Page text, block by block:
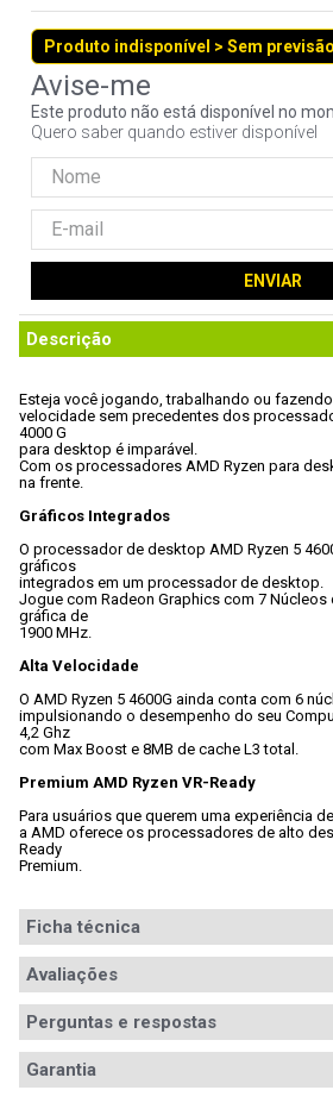
Produto indisponível > Sem
Este produto não está disponível no
Quero saber quando estiver disponível
ENVIAR
Descrição
Esteja você jogando, trabalhando ou
velocidade sem precedentes dos
4000 G
para desktop é imparável.
Com os processadores AMD Ryzen para
na frente.
Gráficos Integrados
O processador de desktop AMD Ryzen 5
gráficos
integrados em um processador de desktop.
Jogue com Radeon Graphics com 7 Núcleos
gráfica de
1900 MHz.
Alta Velocidade
O AMD Ryzen 5 4600G ainda conta com 6
impulsionando o desempenho do seu
4,2 Ghz
com Max Boost e 8MB de cache L3 total.
Premium AMD Ryzen VR-Ready
Para usuários que querem uma experiência
a AMD oferece os processadores de alto
Ready
Premium.
Ficha técnica
Série
Modelo
processador
Ryzen R5 4600G
Socket AM4
Avaliações
Avaliações
Perguntas e respostas
Garantia
8º
hd
9º
controle
10º jonsbo